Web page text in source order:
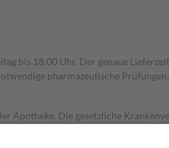
bis 18:00 Uhr. Der genaue
pharmazeutische
Apotheke. Die gesetzliche